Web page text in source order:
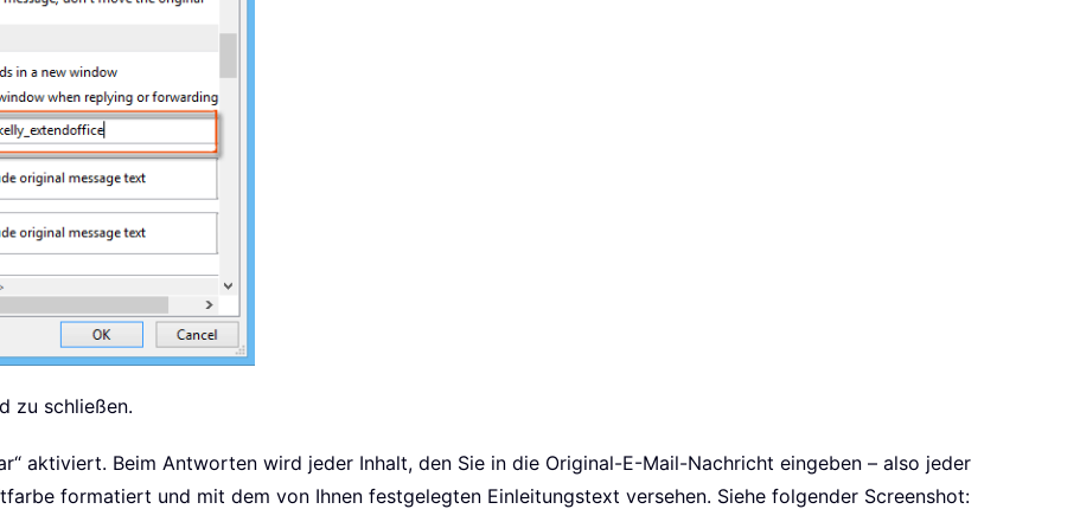
zu schließen.
aktiviert. Beim Antworten wird jeder Inhalt, den Sie in die Original-E-Mail-Nachricht eingeben – also jeder
formatiert und mit dem von Ihnen festgelegten Einleitungstext versehen. Siehe folgender Screenshot: